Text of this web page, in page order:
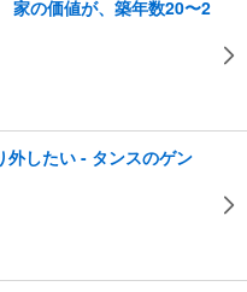
家の価値が、築年数20〜2
外したい - タンスのゲン